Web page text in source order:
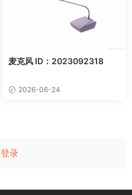
麦克风 ID：2023092318
2026-06-24
登录